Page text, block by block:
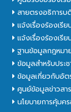
สายตรงอธิการบ
แจ้งเรื่องร้องเรี
แจ้งเรื่องร้องเรี
ฐานข้อมูลกฎหมา
ข้อมูลสำหรับประ
ข้อมูลเกี่ยวกับอัต
ศูนย์ข้อมูลข่าวส
นโยบายการคุ้ม